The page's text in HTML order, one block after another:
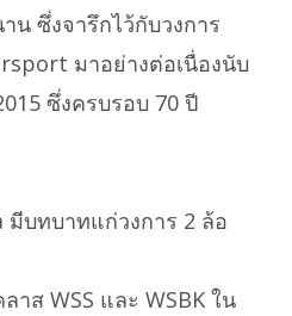
น ซึ่งจารึกไว้กับวงการ
มาอย่างต่อเนื่องนับ
ซึ่งครบรอบ 70 ปี
มีบทบาทแก่วงการ 2 ล้อ
าส WSS และ WSBK ใน